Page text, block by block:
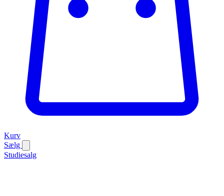
Kurv
Sælg
Studiesalg